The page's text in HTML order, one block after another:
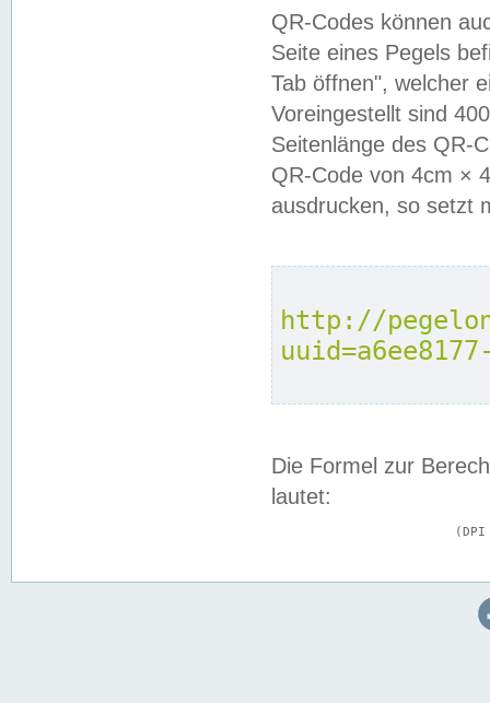
QR-Codes können
Seite eines Pegels
Tab öffnen", welcher
Voreingestellt sind
Seitenlänge des QR-
QR-Code von 4cm ×
ausdrucken, so setzt
http://
Die Formel zur
lautet: